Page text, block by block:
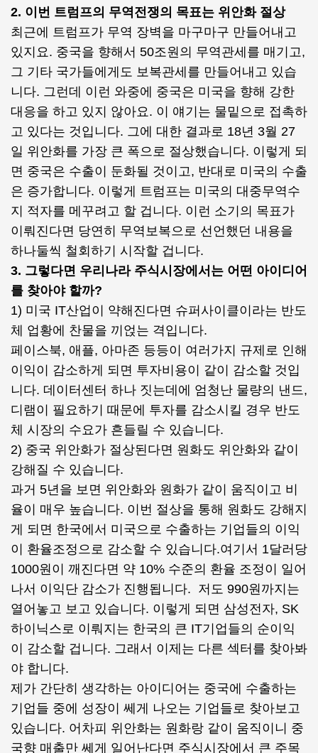
2. 이번 트럼프의 무역전쟁의 목표는 위안화 절상
최근에 트럼프가 무역 장벽을 마구마구 만들어내고
있지요. 중국을 향해서 50조원의 무역관세를 매기고,
그 기타 국가들에게도 보복관세를 만들어내고 있습
니다. 그런데 이런 와중에 중국은 미국을 향해 강한
대응을 하고 있지 않아요. 이 얘기는 물밑으로 접촉하
고 있다는 것입니다. 그에 대한 결과로 18년 3월 27
일 위안화를 가장 큰 폭으로 절상했습니다. 이렇게 되
면 중국은 수출이 둔화될 것이고, 반대로 미국의 수출
은 증가합니다. 이렇게 트럼프는 미국의 대중무역수
지 적자를 메꾸려고 할 겁니다. 이런 소기의 목표가
이뤄진다면 당연히 무역보복으로 선언했던 내용을
하나둘씩 철회하기 시작할 겁니다.
3. 그렇다면 우리나라 주식시장에서는 어떤 아이디어
를 찾아야 할까?
1) 미국 IT산업이 약해진다면 슈퍼사이클이라는 반도
체 업황에 찬물을 끼얹는 격입니다.
페이스북, 애플, 아마존 등등이 여러가지 규제로 인해
이익이 감소하게 되면 투자비용이 같이 감소할 것입
니다. 데이터센터 하나 짓는데에 엄청난 물량의 낸드,
디램이 필요하기 때문에 투자를 감소시킬 경우 반도
체 시장의 수요가 흔들릴 수 있습니다.
2) 중국 위안화가 절상된다면 원화도 위안화와 같이
강해질 수 있습니다.
과거 5년을 보면 위안화와 원화가 같이 움직이고 비
율이 매우 높습니다. 이번 절상을 통해 원화도 강해지
게 되면 한국에서 미국으로 수출하는 기업들의 이익
이 환율조정으로 감소할 수 있습니다.여기서 1달러당
1000원이 깨진다면 약 10% 수준의 환율 조정이 일어
나서 이익단 감소가 진행됩니다. 저도 990원까지는
열어놓고 보고 있습니다. 이렇게 되면 삼성전자, SK
하이닉스로 이뤄지는 한국의 큰 IT기업들의 순이익
이 감소할 겁니다. 그래서 이제는 다른 섹터를 찾아봐
야 합니다.
제가 간단히 생각하는 아이디어는 중국에 수출하는
기업들 중에 성장이 쎄게 나오는 기업들로 찾아보고
있습니다. 어차피 위안화는 원화랑 같이 움직이니 중
국향 매출만 쎄게 일어난다면 주식시장에서 큰 주목